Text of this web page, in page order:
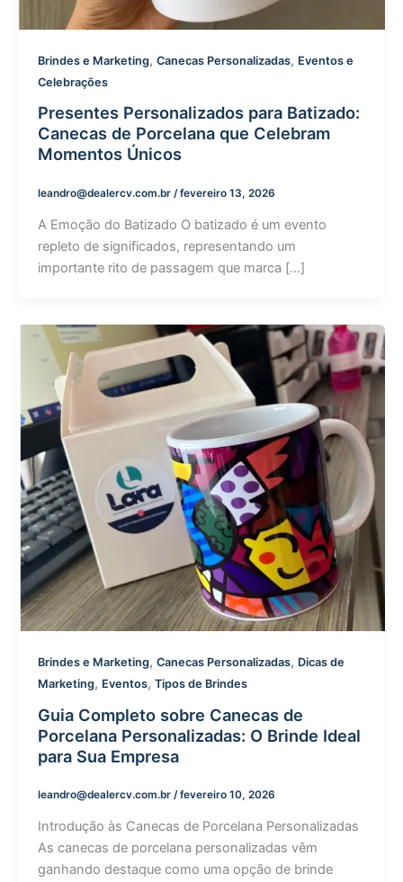
Brindes e Marketing, Canecas Personalizadas, Eventos e
Celebrações
Presentes Personalizados para Batizado:
Canecas de Porcelana que Celebram
Momentos Únicos
leandro@dealercv.com.br /fevereiro 13, 2026
A Emoção do Batizado O batizado é um evento
repleto de significados, representando um
importante rito de passagem que marca […]
Brindes e Marketing, Canecas Personalizadas, Dicas de
Marketing, Eventos, Tipos de Brindes
Guia Completo sobre Canecas de
Porcelana Personalizadas: O Brinde Ideal
para Sua Empresa
leandro@dealercv.com.br /fevereiro 10, 2026
Introdução às Canecas de Porcelana Personalizadas
As canecas de porcelana personalizadas vêm
ganhando destaque como uma opção de brinde